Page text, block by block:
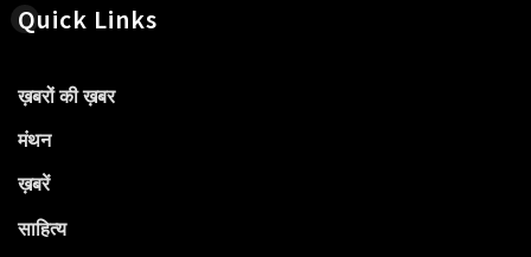
Quick Links
ख़बरों की ख़बर
मंथन
ख़बरें
साहित्य